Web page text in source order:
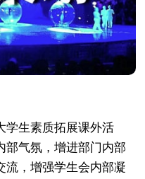
生素质拓展课外活
部气氛，增进部门内部
流，增强学生会内部凝